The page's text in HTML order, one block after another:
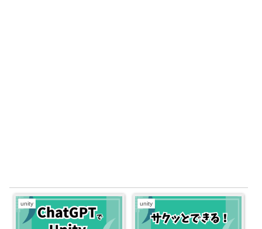
unity unity